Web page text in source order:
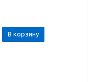
В корзину